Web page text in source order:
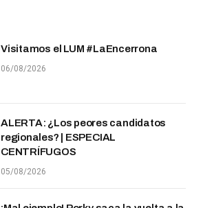
Visitamos el LUM #LaEncerrona
06/08/2026
ALERTA: ¿Los peores candidatos
regionales? | ESPECIAL
CENTRÍFUGOS
05/08/2026